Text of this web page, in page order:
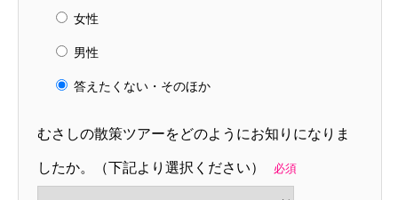
女性
男性
答えたくない・そのほか
むさしの散策ツアーをどのようにお知りになりま
したか。（下記より選択ください） 必須